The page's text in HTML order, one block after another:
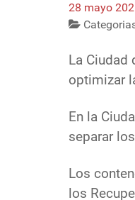
28 mayo
La
optimizar
En la
separar
Los
los